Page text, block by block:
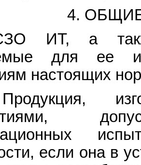
4.
ИТ, а
для ее
настоящих
если она в